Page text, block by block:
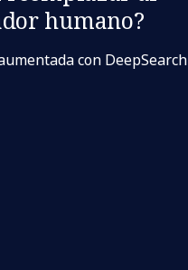
humano?
con DeepSearch